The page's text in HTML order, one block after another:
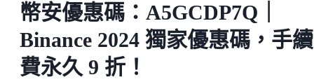
幣安優惠碼：A5GCDP7Q｜
Binance 2024 獨家優惠碼，手續
費永久 9 折！